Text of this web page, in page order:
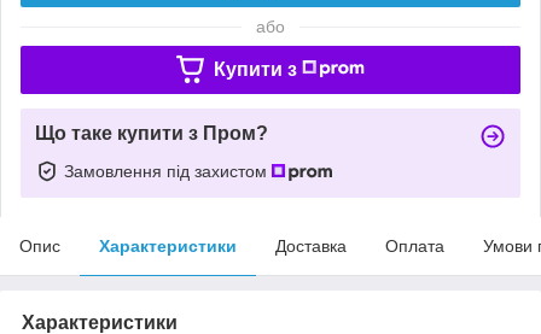
або
Купити з
Що таке купити з Пром?
Замовлення під захистом
Опис Характеристики Доставка Оплата Умови
Характеристики